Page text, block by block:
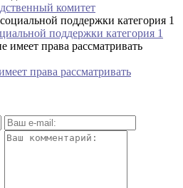
комитет
поддержки категория 1
права рассматривать